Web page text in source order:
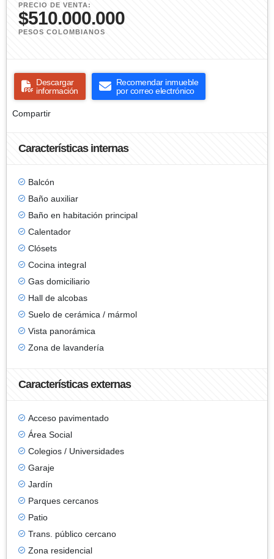
PRECIO DE VENTA:
$510.000.000
PESOS COLOMBIANOS
Descargar
información
Recomendar inmueble
por correo electrónico
Compartir
Características internas
Balcón
Baño auxiliar
Baño en habitación principal
Calentador
Clósets
Cocina integral
Gas domiciliario
Hall de alcobas
Suelo de cerámica / mármol
Vista panorámica
Zona de lavandería
Características externas
Acceso pavimentado
Área Social
Colegios / Universidades
Garaje
Jardín
Parques cercanos
Patio
Trans. público cercano
Zona residencial